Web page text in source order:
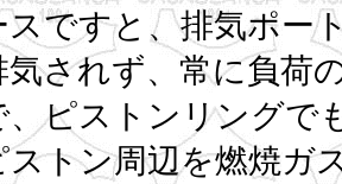
スですと、排気ポー
気されず、常に負荷
、ピストンリングで
ストン周辺を燃焼ガ